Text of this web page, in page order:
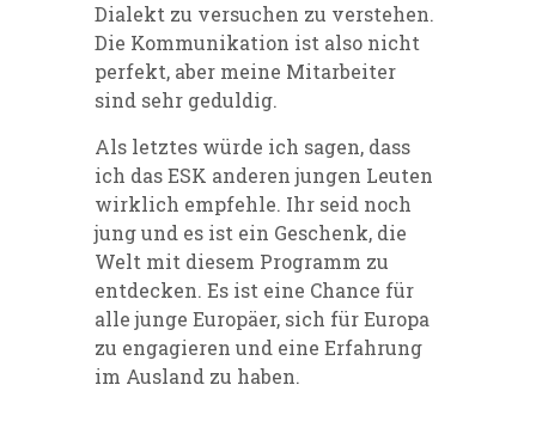
Dialekt zu versuchen zu verstehen.
Die Kommunikation ist also nicht
perfekt, aber meine Mitarbeiter
sind sehr geduldig.
Als letztes würde ich sagen, dass
ich das ESK anderen jungen Leuten
wirklich empfehle. Ihr seid noch
jung und es ist ein Geschenk, die
Welt mit diesem Programm zu
entdecken. Es ist eine Chance für
alle junge Europäer, sich für Europa
zu engagieren und eine Erfahrung
im Ausland zu haben.